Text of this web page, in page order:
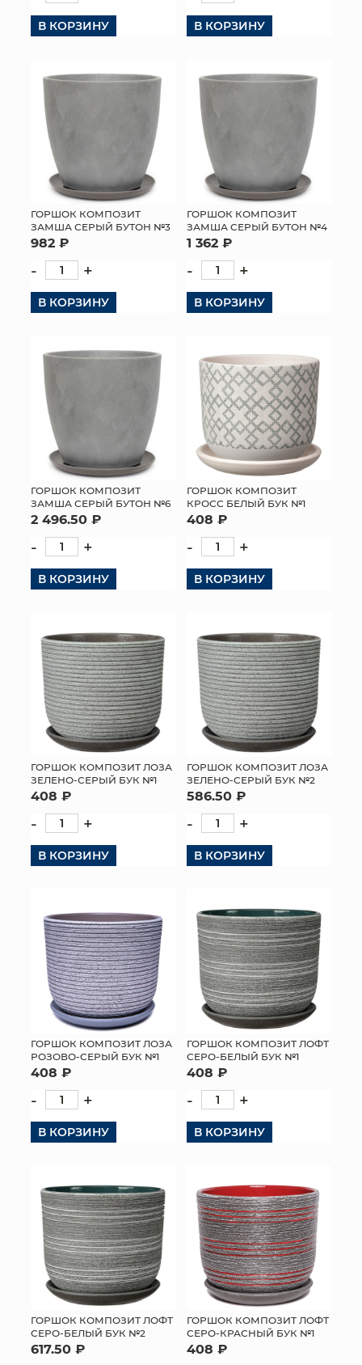
В КОРЗИНУ В КОРЗИНУ
ГОРШОК КОМПОЗИТ
ЗАМША СЕРЫЙ БУТОН №3
982 ₽
- +
В КОРЗИНУ
ГОРШОК КОМПОЗИТ
ЗАМША СЕРЫЙ БУТОН №4
1 362 ₽
- +
В КОРЗИНУ
ГОРШОК КОМПОЗИТ
ЗАМША СЕРЫЙ БУТОН №6
2 496.50 ₽
- +
В КОРЗИНУ
ГОРШОК КОМПОЗИТ
КРОСС БЕЛЫЙ БУК №1
408 ₽
- +
В КОРЗИНУ
ГОРШОК КОМПОЗИТ ЛОЗА
ЗЕЛЕНО-СЕРЫЙ БУК №1
408 ₽
- +
В КОРЗИНУ
ГОРШОК КОМПОЗИТ ЛОЗА
ЗЕЛЕНО-СЕРЫЙ БУК №2
586.50 ₽
- +
В КОРЗИНУ
ГОРШОК КОМПОЗИТ ЛОЗА
РОЗОВО-СЕРЫЙ БУК №1
408 ₽
- +
В КОРЗИНУ
ГОРШОК КОМПОЗИТ ЛОФТ
СЕРО-БЕЛЫЙ БУК №1
408 ₽
- +
В КОРЗИНУ
ГОРШОК КОМПОЗИТ ЛОФТ
СЕРО-БЕЛЫЙ БУК №2
617.50 ₽
ГОРШОК КОМПОЗИТ ЛОФТ
СЕРО-КРАСНЫЙ БУК №1
408 ₽